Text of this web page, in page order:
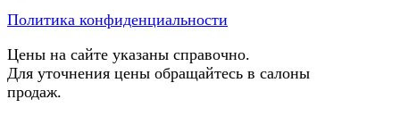
Политика конфиденциальности
Цены на сайте указаны справочно.
Для уточнения цены обращайтесь в салоны
продаж.